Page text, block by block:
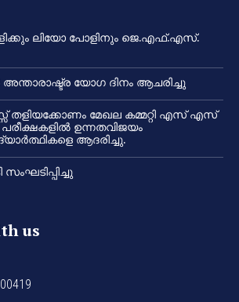
ലിയോ പോളിനും ജെ.എഫ്.എസ്.
അന്താരാഷ്ട്ര യോഗ ദിനം ആചരിച്ചു
മേഖല കമ്മറ്റി എസ് എസ്
ഉന്നതവിജയം
ആദരിച്ചു.
us